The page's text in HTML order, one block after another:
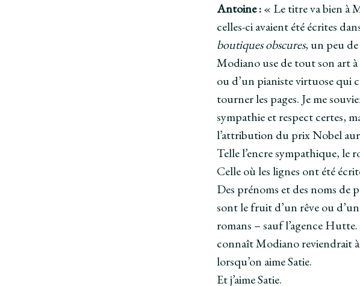
Antoine :« Le titre va bien à
celles-ci avaient été écrites
boutiques obscures, un peu
Modiano use de tout son art
ou d’un pianiste virtuose qui
tourner les pages. Je me
sympathie et respect certes,
l’attribution du prix Nobel
Telle l’encre sympathique, le
Celle où les lignes ont été
Des prénoms et des noms de
sont le fruit d’un rêve ou
romans – sauf l’agence
connaît Modiano reviendrait
lorsqu’on aime Satie.
Et j’aime Satie.